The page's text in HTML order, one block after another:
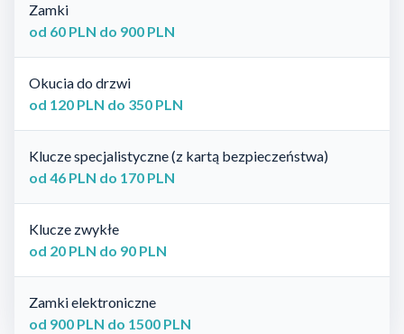
Zamki
od 60 PLN do 900 PLN
Okucia do drzwi
od 120 PLN do 350 PLN
Klucze specjalistyczne (z kartą bezpieczeństwa)
od 46 PLN do 170 PLN
Klucze zwykłe
od 20 PLN do 90 PLN
Zamki elektroniczne
od 900 PLN do 1500 PLN